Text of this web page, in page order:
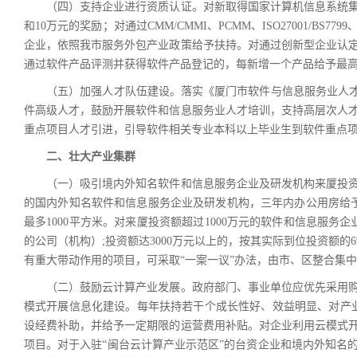
（四）支持企业进行资质认证。对新取得国家计算机信息系统
和10万元的奖励；对通过CMM/CMMI、PCMM、ISO27001/
企业，依照我市服务外包产业政策给予扶持。对通过创新型企业
通过软件产品评测并获得软件产品登记的，每新增一个产品给予最
（五）加强人才队伍建设。落实《厦门市软件与信息服务业人
件高级人才，鼓励开展软件和信息服务业人才培训，支持高层次
重点项目人才引进，引导软件相关专业本科以上毕业生到软件重点
二、壮大产业集群
（一）吸引境内外知名软件和信息服务企业及研发机构来厦投
的国内外知名软件和信息服务企业及研发机构，三年内办公用房
最多1000平方米。对来厦投资额超过1000万元的软件和信息服务
的公司（机构）;投资额达3000万元以上的，按其实际到位投资额
有重大带动作用的项目，可采取“一案一议”办法，由市、区整合集
（二）鼓励云计算产业发展。政府部门、事业单位应优先采用
模式开展信息化建设。每年扶持若干个成长性好、效益明显、对
设经费补助，并给予一定期限的运营费用补贴。对企业利用云模
项目。对于入驻“闽台云计算产业示范区”的台资企业和境内外知